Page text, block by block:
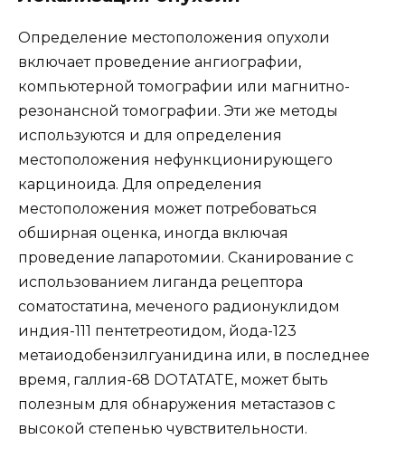
Определение местоположения опухоли
включает проведение ангиографии,
компьютерной томографии или магнитно-
резонансной томографии. Эти же методы
используются и для определения
местоположения нефункционирующего
карциноида. Для определения
местоположения может потребоваться
обширная оценка, иногда включая
проведение лапаротомии. Сканирование с
использованием лиганда рецептора
соматостатина, меченого радионуклидом
индия-111 пентетреотидом, йода-123
метаиодобензилгуанидина или, в последнее
время, галлия-68 DOTATATE, может быть
полезным для обнаружения метастазов с
высокой степенью чувствительности.